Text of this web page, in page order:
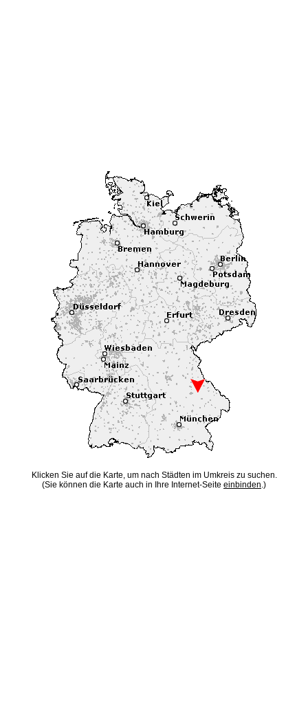
Klicken Sie auf die Karte, um nach Städten im Umkreis zu suchen.
(Sie können die Karte auch in Ihre Internet-Seite einbinden.)